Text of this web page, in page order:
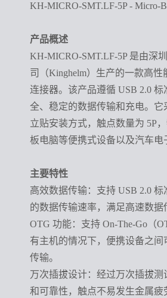
KH-MICRO-SMT.LF-5P - Micro-
产品概述
KH-MICRO-SMT.LF-5P 是由深
司（Kinghelm）生产的一款高性
连接器。该产品遵循 USB 2.0
全、稳定的数据传输和充电。它
立贴安装方式，触点数量为 5P
板电脑等便携式设备以及汽车电
主要特性
高效数据传输：支持 USB 2.0 标
的数据传输速率，满足高速数据
OTG 功能 ：支持 On-The-Go（
有主机的情况下，便携设备之
传输。
万次插拔设计：经过万次插拔
和可靠性，触点不易发生金属疲